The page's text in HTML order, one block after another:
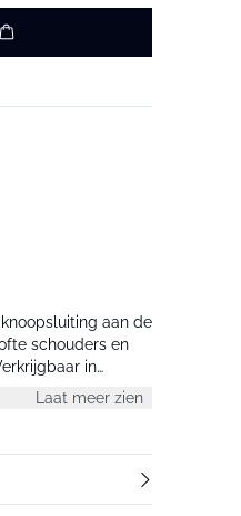
aan de
schouders en
in
Laat meer zien